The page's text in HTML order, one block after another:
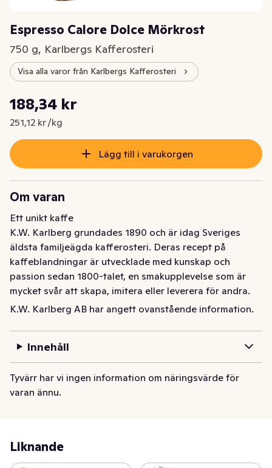
Espresso Calore Dolce Mörkrost
750 g, Karlbergs Kafferosteri
Visa alla varor från Karlbergs Kafferosteri
Nuvarande pris är: 188,34 kr
188,34 kr
251,12 kr /kg
Styckpris: 251,12 kr /kg
Lägg till i varukorgen
Om varan
Ett unikt kaffe
K.W. Karlberg grundades 1890 och är idag Sveriges
äldsta familjeägda kafferosteri. Deras recept på
kaffeblandningar är utvecklade med kunskap och
passion sedan 1800-talet, en smakupplevelse som är
mycket svår att skapa, imitera eller leverera för andra.
En espresso med en intensiv smak och len créma på
toppen, skapad av högkvalitativa mörkrostade Arabica-
och Robustabönor. Du kan stolt servera detta kaffe i en
mjölkstinn latte, eller allra helst - helt kravlöst och naket
avnjuten för sig själv. En optimal mix av bönor som
Slow Roast – Ett smakrikare kaffe
Kaffet i denna påse är mer smakrikt tack vare K.W.
K.W. Karlberg AB har angett ovanstående information.
Innehåll
Tyvärr har vi ingen information om näringsvärde för
varan ännu.
Liknande